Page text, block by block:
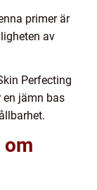
primer är
av
Perfecting
en jämn bas
om